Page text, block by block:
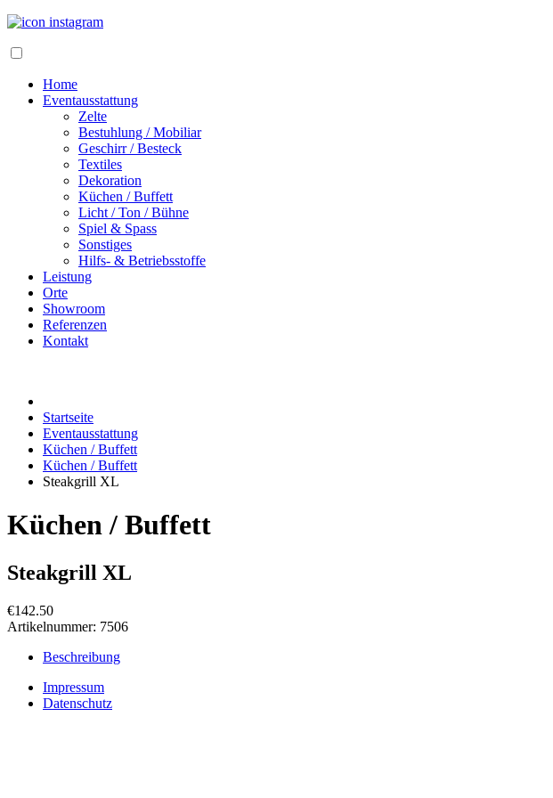
Home
Eventausstattung
Zelte
Bestuhlung / Mobiliar
Geschirr / Besteck
Textiles
Dekoration
Küchen / Buffett
Licht / Ton / Bühne
Spiel & Spass
Sonstiges
Hilfs- & Betriebsstoffe
Leistung
Orte
Showroom
Referenzen
Kontakt
Startseite
Eventausstattung
Küchen / Buffett
Küchen / Buffett
Steakgrill XL
Küchen / Buffett
Steakgrill XL
€142.50
Artikelnummer: 7506
Beschreibung
Impressum
Datenschutz